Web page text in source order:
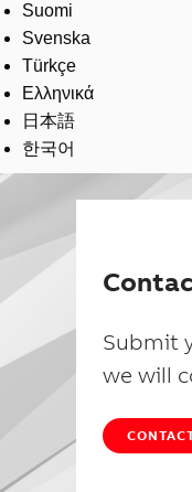
Suomi
Svenska
Türkçe
Ελληνικά
日本語
한국어
Submit
we will